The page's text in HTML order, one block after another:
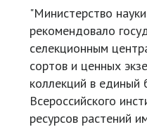
"Министерство
рекомендовало
селекционным
сортов и ценных
коллекций в единый
Всероссийского
ресурсов растений